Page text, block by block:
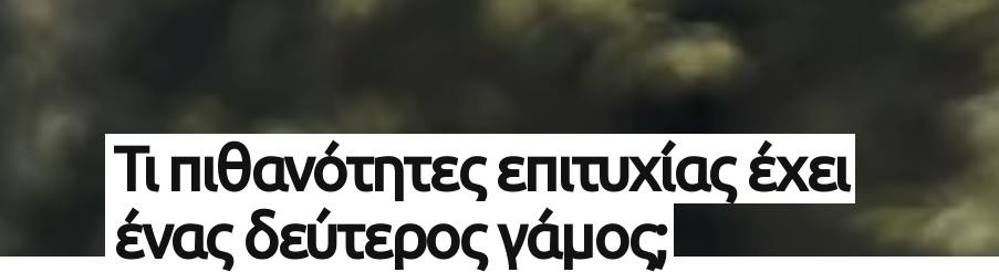
Τι πιθανότητες επιτυχίας έχει
ένας δεύτερος γάμος;